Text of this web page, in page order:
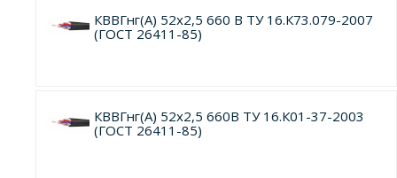
КВВГнг(А) 52х2,5 660 В ТУ 16.К73.079-2007
(ГОСТ 26411-85)
КВВГнг(А) 52х2,5 660В ТУ 16.К01-37-2003
(ГОСТ 26411-85)